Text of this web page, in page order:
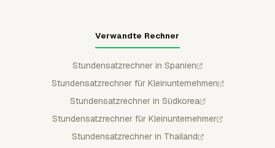
Verwandte Rechner
Stundensatzrechner in Spanien
Stundensatzrechner für Kleinunternehmen
Stundensatzrechner in Südkorea
Stundensatzrechner für Kleinunternehmer
Stundensatzrechner in Thailand